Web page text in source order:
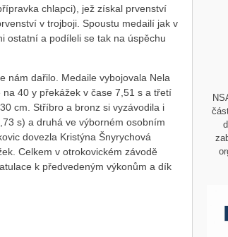
chlapci), jež získal prvenství
v trojboji. Spoustu medailí jak v
ostatní a podíleli se tak na úspěchu
nám dařilo. Medaile vybojovala Nela
40 y překážek v čase 7,51 s a třetí
cm. Stříbro a bronz si vyzávodila i
s) a druhá ve výborném osobním
dovezla Kristýna Šnyrychová
Celkem v otrokovickém závodě
k předvedeným výkonům a dík